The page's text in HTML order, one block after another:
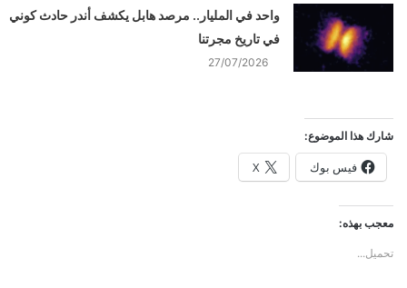
واحد في المليار.. مرصد هابل يكشف أندر حادث كوني
في تاريخ مجرتنا
27/07/2026
شارك هذا الموضوع:
فيس بوك X
معجب بهذه:
تحميل...